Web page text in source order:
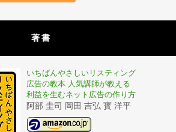
著書
いちばんやさしいリスティング
広告の教本 人気講師が教える
利益を生むネット広告の作り方
阿部 圭司 岡田 吉弘 寳 洋平